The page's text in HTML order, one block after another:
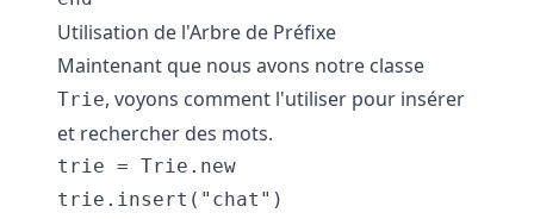
Utilisation de l'Arbre de Préfixe
Maintenant que nous avons notre classe
Trie, voyons comment l'utiliser pour insérer
et rechercher des mots.
trie = Trie.new
trie.insert("chat")